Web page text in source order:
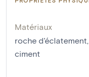
Matériaux
roche d'éclatement,
ciment